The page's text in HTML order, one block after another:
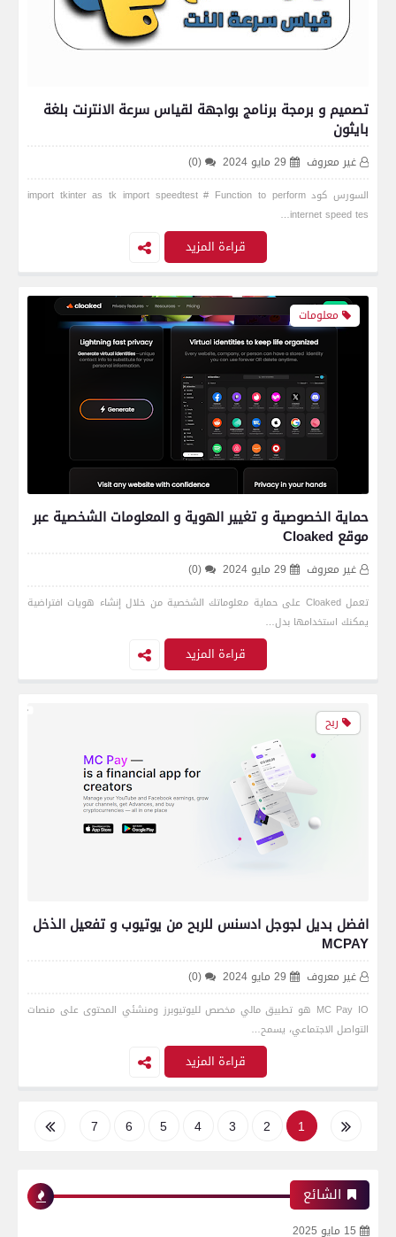
تصميم و برمجة برنامج بواجهة لقياس سرعة الانترنت بلغة
بايثون
غير معروف 29 مايو 2024 (0)
السورس كود import tkinter as tk import speedtest # Function to perform
internet speed tes…
قراءة المزيد
معلومات
حماية الخصوصية و تغيير الهوية و المعلومات الشخصية عبر
موقع Cloaked
غير معروف 29 مايو 2024 (0)
تعمل Cloaked على حماية معلوماتك الشخصية من خلال إنشاء هويات افتراضية
يمكنك استخدامها بدل…
قراءة المزيد
ربح
افضل بديل لجوجل ادسنس للربح من يوتيوب و تفعيل الذخل
MCPAY
غير معروف 29 مايو 2024 (0)
MC Pay IO هو تطبيق مالي مخصص لليوتيوبرز ومنشئي المحتوى على منصات
التواصل الاجتماعي، يسمح…
قراءة المزيد
1
2
3
4
5
6
7
الشائع
15 مايو 2025